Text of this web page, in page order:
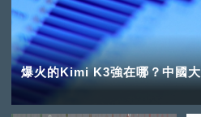
爆火的Kimi K3強在哪？中國